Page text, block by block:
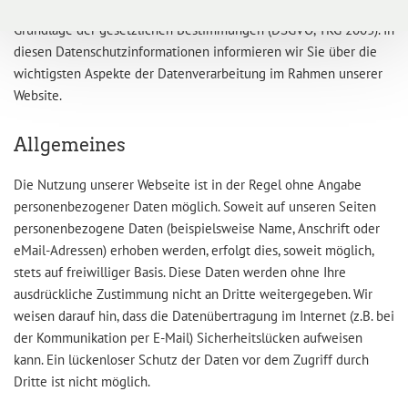
Grundlage der gesetzlichen Bestimmungen (DSGVO, TKG 2003). In
diesen Datenschutzinformationen informieren wir Sie über die
wichtigsten Aspekte der Datenverarbeitung im Rahmen unserer
Website.
Allgemeines
Die Nutzung unserer Webseite ist in der Regel ohne Angabe
personenbezogener Daten möglich. Soweit auf unseren Seiten
personenbezogene Daten (beispielsweise Name, Anschrift oder
eMail-Adressen) erhoben werden, erfolgt dies, soweit möglich,
stets auf freiwilliger Basis. Diese Daten werden ohne Ihre
ausdrückliche Zustimmung nicht an Dritte weitergegeben. Wir
weisen darauf hin, dass die Datenübertragung im Internet (z.B. bei
der Kommunikation per E-Mail) Sicherheitslücken aufweisen
kann. Ein lückenloser Schutz der Daten vor dem Zugriff durch
Dritte ist nicht möglich.